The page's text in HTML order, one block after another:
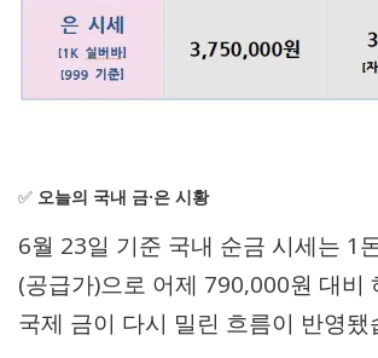
✅ 오늘의 국내 금·은 시황
6월 23일 기준 국내 순금 시세는 1
(공급가)으로 어제 790,000원 대비
국제 금이 다시 밀린 흐름이 반영됐